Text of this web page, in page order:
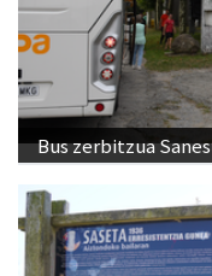
Bus zerbitzua